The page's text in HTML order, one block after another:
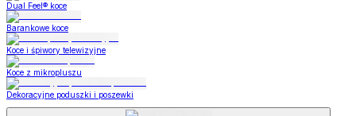
Dual Feel® koce
Barankowe koce
Koce i śpiwory telewizyjne
Koce z mikropluszu
Dekoracyjne poduszki i poszewki